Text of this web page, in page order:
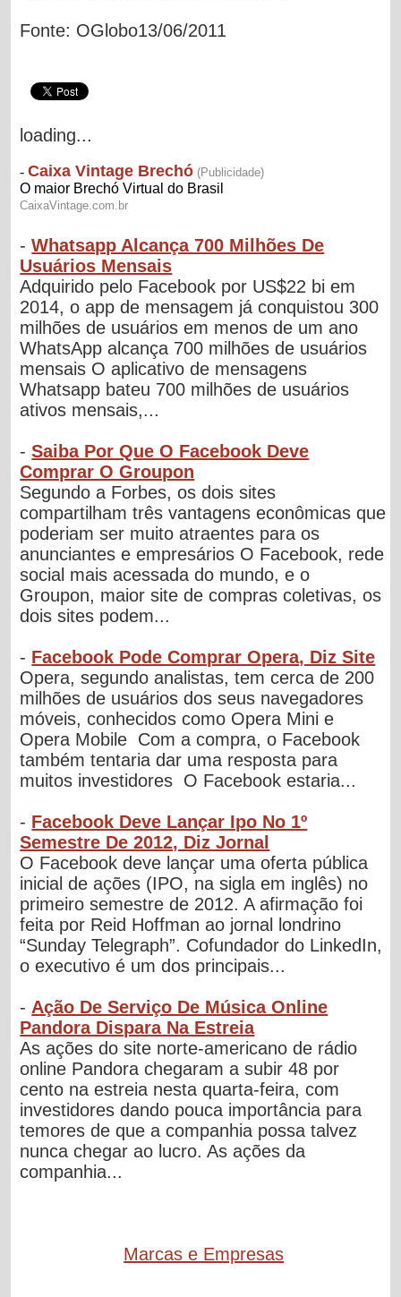
Fonte: OGlobo13/06/2011
loading...
-Whatsapp Alcança 700 Milhões De
Usuários Mensais
Adquirido pelo Facebook por US$22 bi em
2014, o app de mensagem já conquistou 300
milhões de usuários em menos de um ano
WhatsApp alcança 700 milhões de usuários
mensais O aplicativo de mensagens
Whatsapp bateu 700 milhões de usuários
ativos mensais,...
-Saiba Por Que O Facebook Deve
Comprar O Groupon
Segundo a Forbes, os dois sites
compartilham três vantagens econômicas que
poderiam ser muito atraentes para os
anunciantes e empresários O Facebook, rede
social mais acessada do mundo, e o
Groupon, maior site de compras coletivas, os
dois sites podem...
- Facebook Pode Comprar Opera, Diz Site
Opera, segundo analistas, tem cerca de 200
milhões de usuários dos seus navegadores
móveis, conhecidos como Opera Mini e
Opera Mobile Com a compra, o Facebook
também tentaria dar uma resposta para
muitos investidores O Facebook estaria...
- Facebook Deve Lançar Ipo No 1º
Semestre De 2012, Diz Jornal
O Facebook deve lançar uma oferta pública
inicial de ações (IPO, na sigla em inglês) no
primeiro semestre de 2012. A afirmação foi
feita por Reid Hoffman ao jornal londrino
“Sunday Telegraph”. Cofundador do LinkedIn,
o executivo é um dos principais...
- Ação De Serviço De Música Online
Pandora Dispara Na Estreia
As ações do site norte-americano de rádio
online Pandora chegaram a subir 48 por
cento na estreia nesta quarta-feira, com
investidores dando pouca importância para
temores de que a companhia possa talvez
nunca chegar ao lucro. As ações da
companhia...
Marcas e Empresas